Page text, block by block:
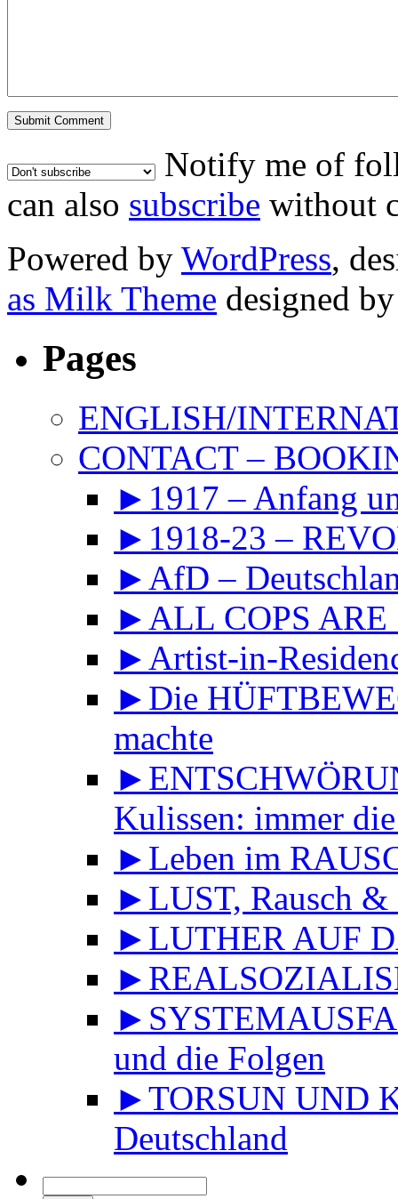
Notify me of
can also subscribe without
Powered by WordPress,
as Milk Theme designed
Pages
ENGLISH/
CONTACT –
►1917 – Anfang
►1918-23 –
►AfD –
►ALL COPS ARE
►Artist-in-
►Die
machte
Kulissen: immer
►Leben im
►LUST, Rausch
►LUTHER AUF
und die Folgen
►TORSUN UND
Deutschland